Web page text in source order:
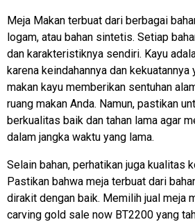
Meja Makan terbuat dari berbagai
logam, atau bahan sintetis. Setiap
dan karakteristiknya sendiri. Kayu
karena keindahannya dan kekuatannya
makan kayu memberikan sentuhan
ruang makan Anda. Namun, pastikan
berkualitas baik dan tahan lama agar
dalam jangka waktu yang lama.
Selain bahan, perhatikan juga kualitas
Pastikan bahwa meja terbuat dari
dirakit dengan baik. Memilih jual meja
carving gold sale now BT2200 yang